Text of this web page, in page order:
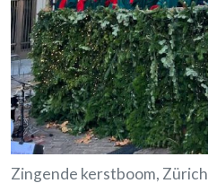
Zingende kerstboom, Zürich